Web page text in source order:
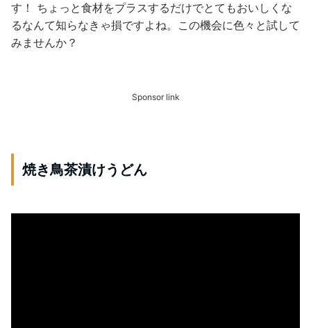
す！ ちょっと食材をプラスするだけでとてもおいしくな
るなんて知らなきゃ損ですよね。この機会に色々と試して
みませんか？
Sponsor link
焼き鳥茶漬けうどん